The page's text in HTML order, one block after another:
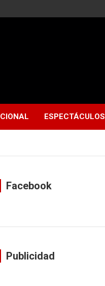
ESPECTÁCULOS
Facebook
Publicidad